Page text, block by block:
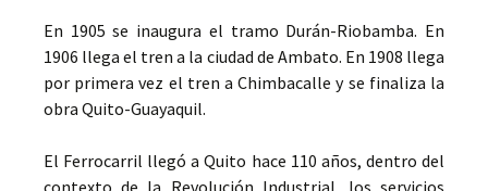
En 1905 se inaugura el tramo Durán-Riobamba. En
1906 llega el tren a la ciudad de Ambato. En 1908 llega
por primera vez el tren a Chimbacalle y se finaliza la
obra Quito-Guayaquil.
El Ferrocarril llegó a Quito hace 110 años, dentro del